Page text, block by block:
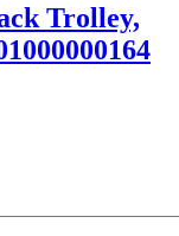
Trolley,